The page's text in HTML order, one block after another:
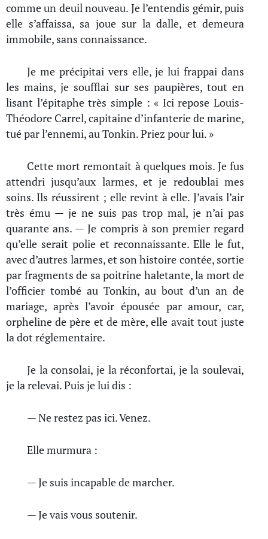
comme un deuil nouveau. Je l’entendis gémir, puis
elle s’affaissa, sa joue sur la dalle, et demeura
immobile, sans connaissance.
Je me précipitai vers elle, je lui frappai dans
les mains, je soufflai sur ses paupières, tout en
lisant l’épitaphe très simple : « Ici repose Louis-
Théodore Carrel, capitaine d’infanterie de marine,
tué par l’ennemi, au Tonkin. Priez pour lui. »
Cette mort remontait à quelques mois. Je fus
attendri jusqu’aux larmes, et je redoublai mes
soins. Ils réussirent ; elle revint à elle. J’avais l’air
très ému — je ne suis pas trop mal, je n’ai pas
quarante ans. — Je compris à son premier regard
qu’elle serait polie et reconnaissante. Elle le fut,
avec d’autres larmes, et son histoire contée, sortie
par fragments de sa poitrine haletante, la mort de
l’officier tombé au Tonkin, au bout d’un an de
mariage, après l’avoir épousée par amour, car,
orpheline de père et de mère, elle avait tout juste
la dot réglementaire.
Je la consolai, je la réconfortai, je la soulevai,
je la relevai. Puis je lui dis :
— Ne restez pas ici. Venez.
Elle murmura :
— Je suis incapable de marcher.
— Je vais vous soutenir.